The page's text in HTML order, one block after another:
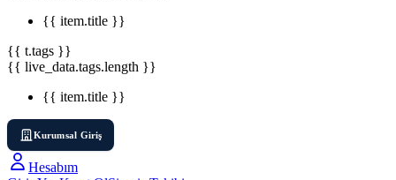
{{ item.title }}
{{ t.tags }}
{{ live_data.tags.length }}
{{ item.title }}
Kurumsal Giriş
Hesabım